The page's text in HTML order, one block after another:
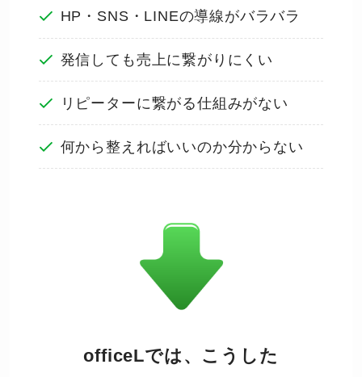
HP・SNS・LINEの導線がバラバラ
発信しても売上に繋がりにくい
リピーターに繋がる仕組みがない
何から整えればいいのか分からない
officeLでは、こうした